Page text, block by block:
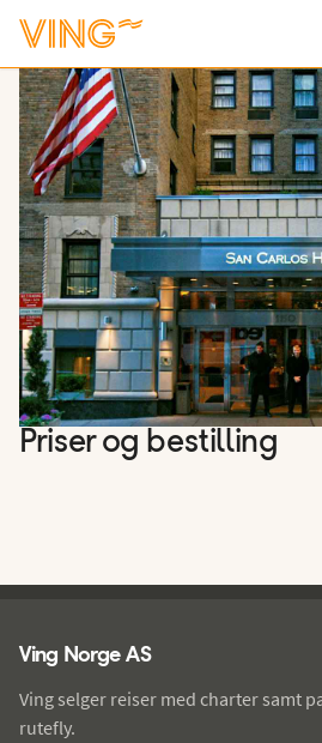
Vis bilder
Priser og bestilling
Ving Norge AS
Ving selger reiser med charter samt
rutefly.